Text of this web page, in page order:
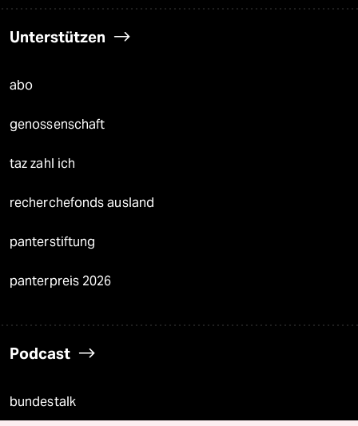
Unterstützen
abo
genossenschaft
taz zahl ich
recherchefonds ausland
panterstiftung
panterpreis 2026
Podcast
bundestalk